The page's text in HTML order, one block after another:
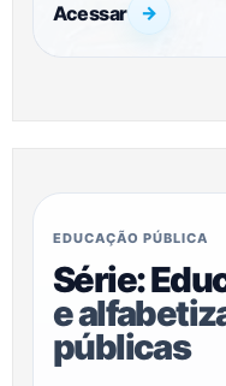
Acessar →
EDUCAÇÃO PÚBLICA
Série:
e
públicas